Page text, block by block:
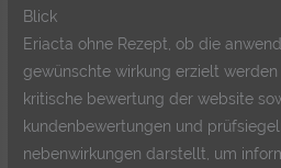
Blick
Eriacta ohne Rezept, ob die
gewünschte wirkung erzielt
kritische bewertung der website
kundenbewertungen und
nebenwirkungen darstellt, um